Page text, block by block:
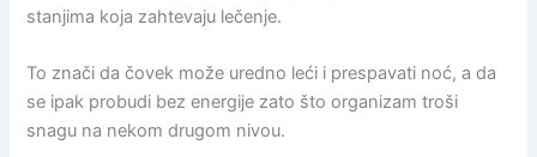
stanjima koja zahtevaju lečenje.
To znači da čovek može uredno leći i prespavati noć, a da
se ipak probudi bez energije zato što organizam troši
snagu na nekom drugom nivou.